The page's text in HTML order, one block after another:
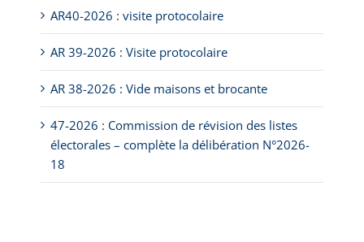
AR40-2026 : visite protocolaire
AR 39-2026 : Visite protocolaire
AR 38-2026 : Vide maisons et brocante
47-2026 : Commission de révision des listes
électorales – complète la délibération N°2026-
18